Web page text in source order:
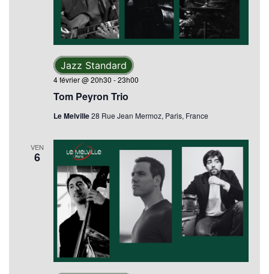
Tom Peyron Trio
4 février @ 20h30 -23h00
Jazz Standard
Le Melville28 Rue Jean Mermoz, Paris, France
VEN
6